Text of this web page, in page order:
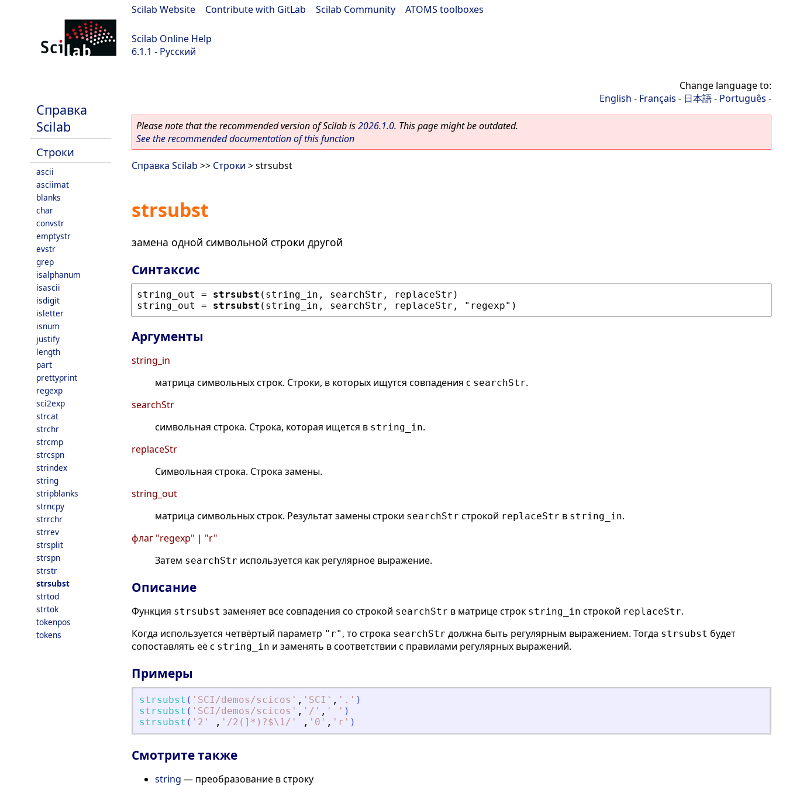
Scilab Website Contribute with GitLab Scilab Community ATOMS toolboxes
Scilab Online Help
6.1.1 - Русский
Справка
Scilab
Строки
ascii
asciimat
blanks
char
convstr
emptystr
evstr
grep
isalphanum
isascii
isdigit
isletter
isnum
justify
length
part
prettyprint
regexp
sci2exp
strcat
strchr
strcmp
strcspn
strindex
string
stripblanks
strncpy
strrchr
strrev
strsplit
strspn
strstr
strsubst
strtod
strtok
tokenpos
tokens
Change language to:
English - Français - 日本語- Português -
Please note that the recommended version of Scilab is2026.1.0. This page might be outdated.
See the recommended documentation of this function
Справка Scilab >> Строки > strsubst
strsubst
замена одной символьной строки другой
Синтаксис
string_out = strsubst ( string_in , searchStr , replaceStr )
string_out
= strsubst ( string_in , searchStr , replaceStr , " regexp" )
Аргументы
string_in
матрица символьных строк. Строки, в которых ищутся совпадения с searchStr.
searchStr
символьная строка. Строка, которая ищется в string_in.
replaceStr
Символьная строка. Строка замены.
string_out
матрица символьных строк. Результат замены строки searchStr строкой replaceStr в string_in.
флаг "regexp" | "r"
Затем searchStr используется как регулярное выражение.
Описание
Функция strsubst заменяет все совпадения со строкой searchStr в матрице строк string_in строкой replaceStr.
Когда используется четвёртый параметр "r" , то строка searchStr должна быть регулярным выражением. Тогда strsubst будет
сопоставлять её с string_in и заменять в соответствии с правилами регулярных выражений.
Примеры
strsubst ( ' SCI/demos/scicos ' , ' SCI ' , ' . ' )
strsubst ( ' SCI/demos/scicos ' , ' / ' , ' ' )
strsubst ( ' 2 ' , ' /2(]*)?$\1/ ' , ' 0 ' , ' r ' )
Смотрите также
string — преобразование в строку